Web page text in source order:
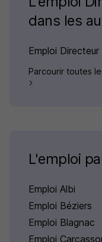
dans les
Emploi
Parcourir toutes
L'emploi
Emploi Albi
Emploi Béziers
Emploi Blagnac
Emploi